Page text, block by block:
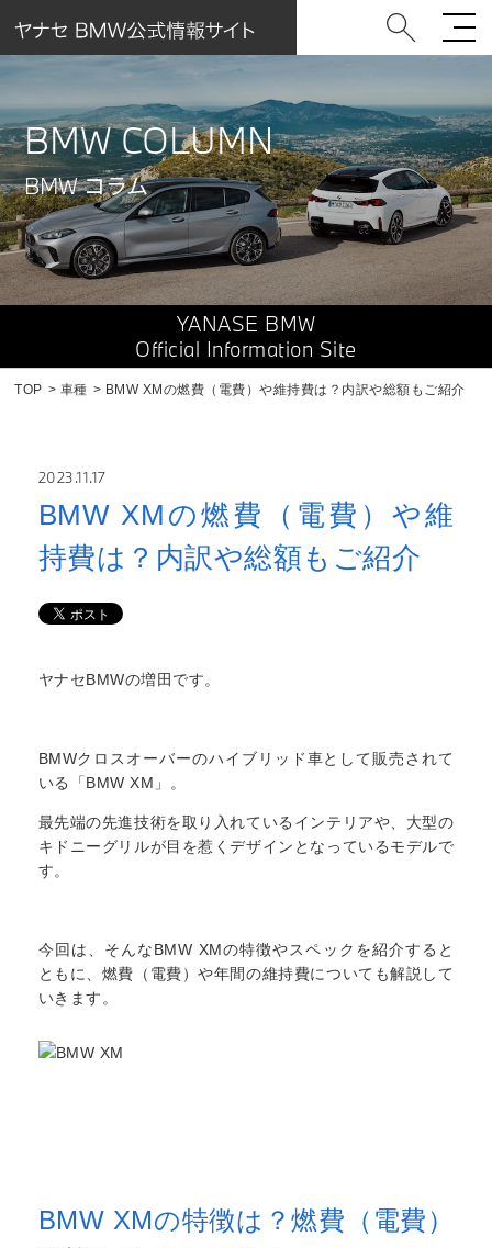
BMW COLUMN
BMW コラム
YANASE BMW
Official Information Site
TOP 車種 BMW XMの燃費（電費）や維持費は？内訳や総額もご紹介
2023.11.17
BMW XMの燃費（電費）や維
持費は？内訳や総額もご紹介
ヤナセBMWの増田です。
BMWクロスオーバーのハイブリッド車として販売されて
いる「BMW XM」。
最先端の先進技術を取り入れているインテリアや、大型の
キドニーグリルが目を惹くデザインとなっているモデルで
す。
今回は、そんなBMW XMの特徴やスペックを紹介すると
ともに、燃費（電費）や年間の維持費についても解説して
いきます。
BMW XMの特徴は？燃費（電費）